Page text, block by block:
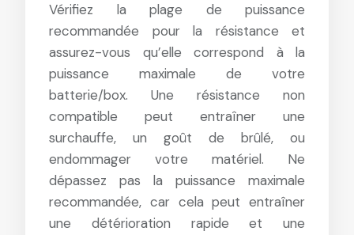
Vérifiez la plage de puissance
recommandée pour la résistance et
assurez-vous qu’elle correspond à la
puissance maximale de votre
batterie/box. Une résistance non
compatible peut entraîner une
surchauffe, un goût de brûlé, ou
endommager votre matériel. Ne
dépassez pas la puissance maximale
recommandée, car cela peut entraîner
une détérioration rapide et une